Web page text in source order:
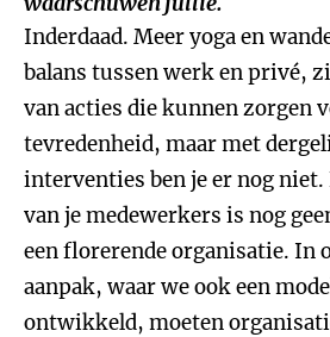
Inderdaad. Meer yoga en
balans tussen werk en privé,
van acties die kunnen zorgen
tevredenheid, maar met
interventies ben je er nog
van je medewerkers is nog
een florerende organisatie. In
aanpak, waar we ook een
ontwikkeld, moeten